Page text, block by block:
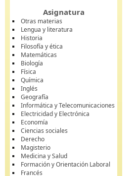
Asignatura
Otras materias
Lengua y literatura
Historia
Filosofía y ética
Matemáticas
Biología
Física
Química
Inglés
Geografía
Informática y Telecomunicaciones
Electricidad y Electrónica
Economía
Ciencias sociales
Derecho
Magisterio
Medicina y Salud
Formación y Orientación Laboral
Francés